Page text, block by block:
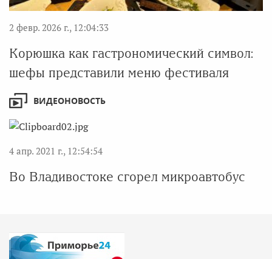
2 февр. 2026 г., 12:04:33
Корюшка как гастрономический символ:
шефы представили меню фестиваля
ВИДЕОНОВОСТЬ
4 апр. 2021 г., 12:54:54
Во Владивостоке сгорел микроавтобус